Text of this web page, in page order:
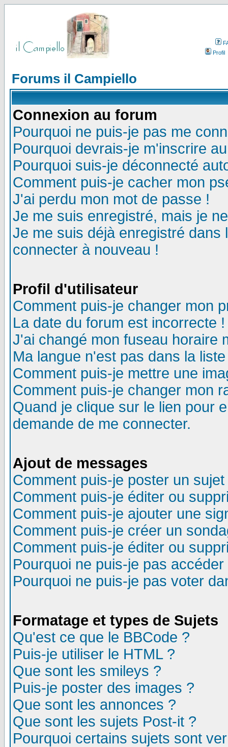
Profil
Forums il Campiello
Connexion au forum
Pourquoi ne puis-je pas me
Pourquoi devrais-je m'inscrire
Pourquoi suis-je déconnecté
Comment puis-je cacher mon
J'ai perdu mon mot de passe !
Je me suis enregistré, mais je
Je me suis déjà enregistré
connecter à nouveau !
Profil d'utilisateur
Comment puis-je changer mon
La date du forum est incorrecte !
J'ai changé mon fuseau horaire
Ma langue n'est pas dans la
Comment puis-je mettre une
Comment puis-je changer mon
Quand je clique sur le lien pour
demande de me connecter.
Ajout de messages
Comment puis-je poster un
Comment puis-je éditer ou
Comment puis-je ajouter une
Comment puis-je créer un
Comment puis-je éditer ou
Pourquoi ne puis-je pas
Pourquoi ne puis-je pas voter
Formatage et types de Sujets
Qu'est ce que le BBCode ?
Puis-je utiliser le HTML ?
Que sont les smileys ?
Puis-je poster des images ?
Que sont les annonces ?
Que sont les sujets Post-it ?
Pourquoi certains sujets sont